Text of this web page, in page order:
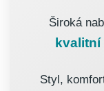
Široká
Styl,